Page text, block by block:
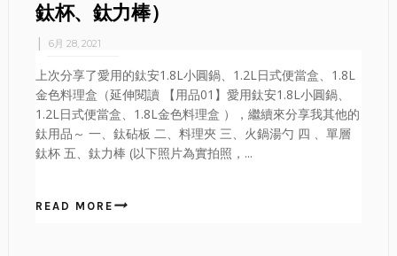
鈦杯、鈦力棒）
6月 28, 2021
上次分享了愛用的鈦安1.8L小圓鍋、1.2L日式便當盒、1.8L
金色料理盒（延伸閱讀 【用品01】愛用鈦安1.8L小圓鍋、
1.2L日式便當盒、1.8L金色料理盒 ），繼續來分享我其他的
鈦用品～ 一、鈦砧板 二、料理夾 三、火鍋湯勺 四 、單層
鈦杯 五、鈦力棒 (以下照片為實拍照，...
READ MORE